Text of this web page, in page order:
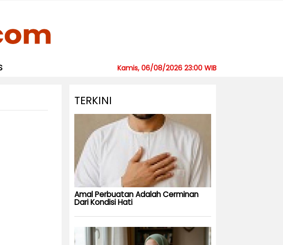
Kamis, 06/08/2026 23:00 WIB
TERKINI
Amal Perbuatan Adalah Cerminan
Dari Kondisi Hati